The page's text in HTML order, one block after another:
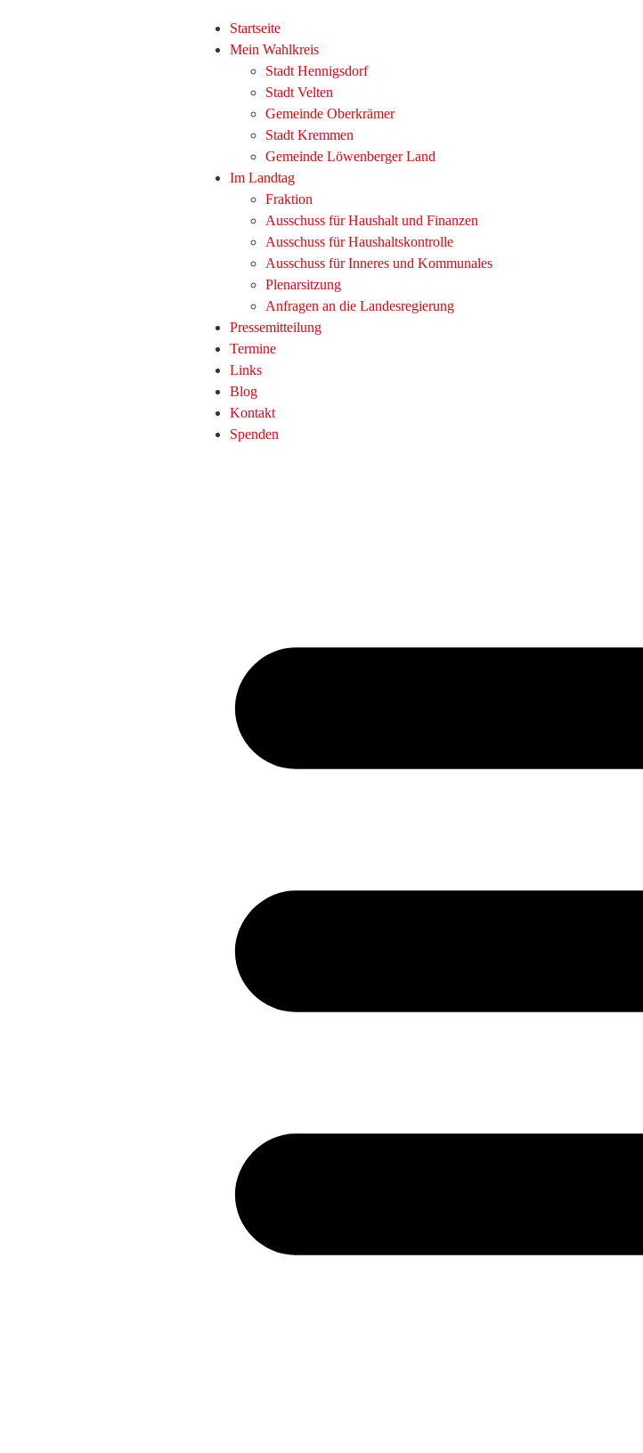
Startseite
Mein Wahlkreis
Stadt Hennigsdorf
Stadt Velten
Gemeinde Oberkrämer
Stadt Kremmen
Gemeinde Löwenberger Land
Im Landtag
Fraktion
Ausschuss für Haushalt und Finanzen
Ausschuss für Haushaltskontrolle
Ausschuss für Inneres und Kommunales
Plenarsitzung
Anfragen an die Landesregierung
Pressemitteilung
Termine
Links
Blog
Kontakt
Spenden